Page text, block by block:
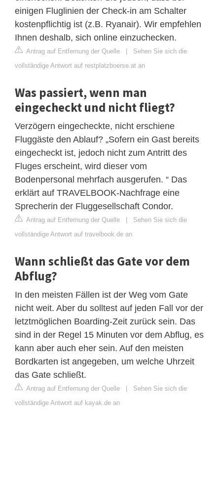
einigen Fluglinien der Check-in am Schalter
kostenpflichtig ist (z.B. Ryanair). Wir empfehlen
Ihnen deshalb, sich online einzuchecken.
Antrag auf Entfernung der Quelle | Sehen Sie sich die
vollständige Antwort auf restplatzboerse.at an
Was passiert, wenn man
eingecheckt und nicht fliegt?
Verzögern eingecheckte, nicht erschiene
Fluggäste den Ablauf? „Sofern ein Gast bereits
eingecheckt ist, jedoch nicht zum Antritt des
Fluges erscheint, wird dieser vom
Bodenpersonal mehrfach ausgerufen. “ Das
erklärt auf TRAVELBOOK-Nachfrage eine
Sprecherin der Fluggesellschaft Condor.
Antrag auf Entfernung der Quelle | Sehen Sie sich die
vollständige Antwort auf travelbook.de an
Wann schließt das Gate vor dem
Abflug?
In den meisten Fällen ist der Weg vom Gate
nicht weit. Aber du solltest auf jeden Fall vor der
letztmöglichen Boarding-Zeit zurück sein. Das
sind in der Regel 15 Minuten vor dem Abflug, es
kann aber auch eher sein. Auf den meisten
Bordkarten ist angegeben, um welche Uhrzeit
das Gate schließt.
Antrag auf Entfernung der Quelle | Sehen Sie sich die
vollständige Antwort auf kayak.de an